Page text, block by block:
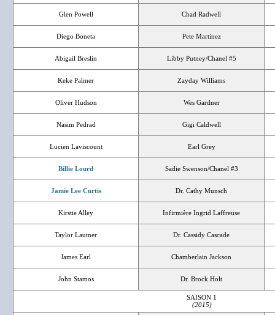
Glen Powell Chad Radwell
Diego Boneta Pete Martinez
Abigail Breslin Libby Putney/Chanel #5
Keke Palmer Zayday Williams
Oliver Hudson Wes Gardner
Nasim Pedrad Gigi Caldwell
Lucien Laviscount Earl Grey
Billie Lourd Sadie Swenson/Chanel #3
Jamie Lee Curtis Dr. Cathy Munsch
Kirstie Alley Infirmière Ingrid Laffreuse
Taylor Lautner Dr. Cassidy Cascade
James Earl Chamberlain Jackson
John Stamos Dr. Brock Holt
SAISON 1
(2015)